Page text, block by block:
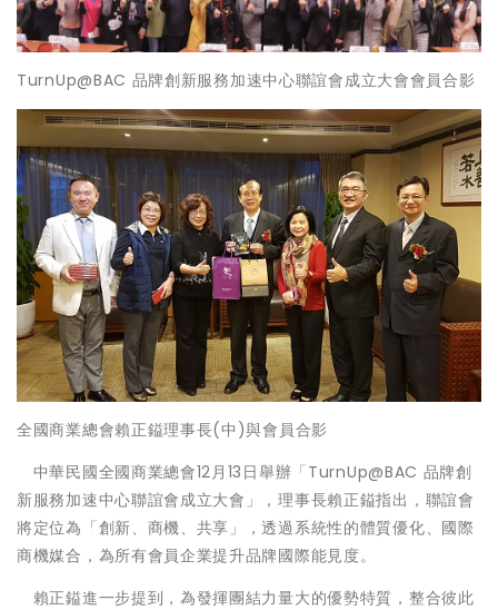
TurnUp@BAC 品牌創新服務加速中心聯誼會成立大會會員合影
全國商業總會賴正鎰理事長(中)與會員合影
中華民國全國商業總會12月13日舉辦「TurnUp@BAC 品牌創
新服務加速中心聯誼會成立大會」，理事長賴正鎰指出，聯誼會
將定位為「創新、商機、共享」，透過系統性的體質優化、國際
商機媒合，為所有會員企業提升品牌國際能見度。
賴正鎰進一步提到，為發揮團結力量大的優勢特質，整合彼此